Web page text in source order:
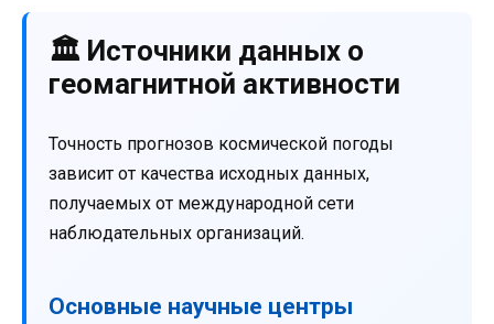
🏛️ Источники данных о
геомагнитной активности
Точность прогнозов космической погоды
зависит от качества исходных данных,
получаемых от международной сети
наблюдательных организаций.
Основные научные центры